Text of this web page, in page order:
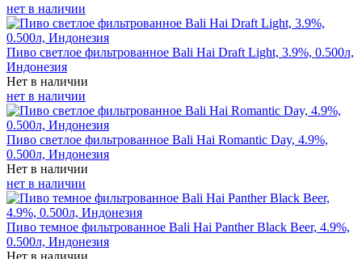
нет в наличии
Пиво светлое фильтрованное Bali Hai Draft Light, 3.9%, 0.500л,
Индонезия
Нет в наличии
нет в наличии
Пиво светлое фильтрованное Bali Hai Romantic Day, 4.9%,
0.500л, Индонезия
Нет в наличии
нет в наличии
Пиво темное фильтрованное Bali Hai Panther Black Beer, 4.9%,
0.500л, Индонезия
Нет в наличии